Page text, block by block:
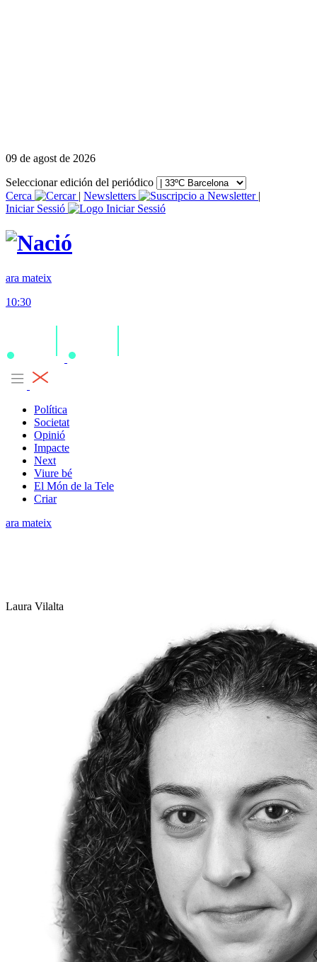
09 de agost de 2026
Seleccionar edición del periódico
Cerca
| Newsletters
|
Iniciar Sessió
ara mateix
10:30
Política
Societat
Opinió
Impacte
Next
Viure bé
El Món de la Tele
Criar
ara mateix
Laura Vilalta